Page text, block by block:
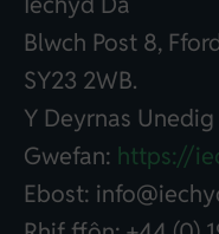
Blwch Post 8,
SY23 2WB.
Y Deyrnas Unedig
Gwefan: https://
Ebost: